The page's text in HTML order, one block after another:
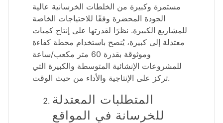
مستمرة وكبيرة من الخلطات الخرسانية عالية
الجودة المحضرة وفقًا للاحتياجات الخاصة
للمشاريع الكبيرة. نظرًا لقدرتها على إنتاج كميات
معتدلة إلى كبيرة، يُنصح باستخدام محطة كفاءة
وموثوقة بقدرة 60 متر مكعب/ساعة
للمشروعات الإنشائية المتوسطة والكبيرة التي
تركز على الإنتاجية والأداء من حيث الوقت.
المتطلبات المعتدلة
للخرسانة في المواقع